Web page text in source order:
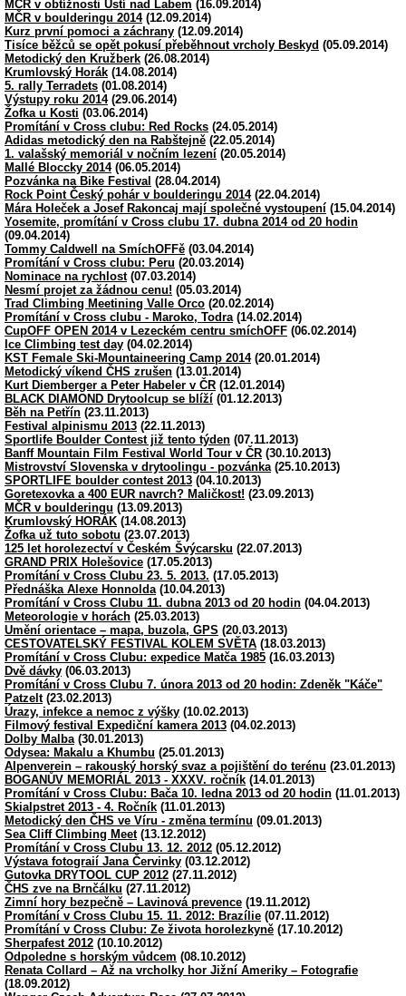
MČR v obtížnosti Ústí nad Labem (16.09.2014)
MČR v boulderingu 2014(12.09.2014)
Kurz první pomoci a záchrany (12.09.2014)
Tisíce běžců se opět pokusí přeběhnout vrcholy Beskyd (05.09.2014)
Metodický den Kružberk (26.08.2014)
Krumlovský Horák (14.08.2014)
5. rally Terradets (01.08.2014)
Výstupy roku 2014(29.06.2014)
Žofka u Kosti (03.06.2014)
Promítání v Cross clubu: Red Rocks (24.05.2014)
Adidas metodický den na Rabštejně (22.05.2014)
1. valašský memoriál v nočním lezení (20.05.2014)
Mallé Bloccky 2014(06.05.2014)
Pozvánka na Bike Festival (28.04.2014)
Rock Point Český pohár v boulderingu 2014(22.04.2014)
Mára Holeček a Josef Rakoncaj mají společné vystoupení (15.04.2014)
Yosemite, promítání v Cross clubu 17. dubna 2014 od 20 hodin
(09.04.2014)
Tommy Caldwell na SmíchOFFě (03.04.2014)
Promítání v Cross clubu: Peru (20.03.2014)
Nominace na rychlost(07.03.2014)
Nesmí projet za žádnou cenu! (05.03.2014)
Trad Climbing Meetining Valle Orco (20.02.2014)
Promítání v Cross clubu - Maroko, Todra (14.02.2014)
CupOFF OPEN 2014 v Lezeckém centru smíchOFF (06.02.2014)
Ice Climbing test day (04.02.2014)
KST Female Ski-Mountaineering Camp 2014(20.01.2014)
Metodický víkend ČHS zrušen (13.01.2014)
Kurt Diemberger a Peter Habeler v ČR (12.01.2014)
BLACK DIAMOND Drytoolcup se blíží (01.12.2013)
Běh na Petřín (23.11.2013)
Festival alpinismu 2013 (22.11.2013)
Sportlife Boulder Contest již tento týden (07.11.2013)
Banff Mountain Film Festival World Tour v ČR (30.10.2013)
Mistrovství Slovenska v drytoolingu - pozvánka (25.10.2013)
SPORTLIFE boulder contest 2013 (04.10.2013)
Goretexovka a 400 EUR navrch? Maličkost! (23.09.2013)
MČR v boulderingu (13.09.2013)
Krumlovský HORÁK (14.08.2013)
Žofka už tuto sobotu (23.07.2013)
125 let horolezectví v Českém Švýcarsku (22.07.2013)
GRAND PRIX Holešovice (17.05.2013)
Promítání v Cross Clubu 23. 5. 2013. (17.05.2013)
Přednáška Alexe Honnolda (10.04.2013)
Promítání v Cross Clubu 11. dubna 2013 od 20 hodin (04.04.2013)
Meteorologie v horách (25.03.2013)
Umění orientace – mapa, buzola, GPS (20.03.2013)
CESTOVATELSKÝ FESTIVAL KOLEM SVĚTA (18.03.2013)
Promítání v Cross Clubu: expedice Matča 1985 (16.03.2013)
Dvě dávky (06.03.2013)
Promítání v Cross Clubu 7. února 2013 od 20 hodin: Zdeněk "Káče"
Patzelt(23.02.2013)
Úrazy, infekce a nemoc z výšky (10.02.2013)
Filmový festival Expediční kamera 2013 (04.02.2013)
Dolby Malba (30.01.2013)
Odysea: Makalu a Khumbu (25.01.2013)
Alpenverein – rakouský horský svaz a pojištění do terénu (23.01.2013)
BOGANŮV MEMORIÁL 2013 - XXXV. ročník (14.01.2013)
Promítání v Cross Clubu: Bača 10. ledna 2013 od 20 hodin (11.01.2013)
Skialpstret 2013 - 4. Ročník (11.01.2013)
Metodický den ČHS ve Víru - změna termínu (09.01.2013)
Sea Cliff Climbing Meet(13.12.2012)
Promítání v Cross Clubu 13. 12. 2012 (05.12.2012)
Výstava fotograií Jana Červinky (03.12.2012)
Gutovka DRYTOOL CUP 2012 (27.11.2012)
ČHS zve na Brnčálku (27.11.2012)
Zimní hory bezpečně – Lavinová prevence (19.11.2012)
Promítání v Cross Clubu 15. 11. 2012: Brazílie (07.11.2012)
Promítání v Cross Clubu: Ze života horolezkyně (17.10.2012)
Sherpafest 2012 (10.10.2012)
Odpoledne s horským vůdcem (08.10.2012)
Renata Collard – Až na vrcholky hor Jižní Ameriky – Fotografie
(18.09.2012)